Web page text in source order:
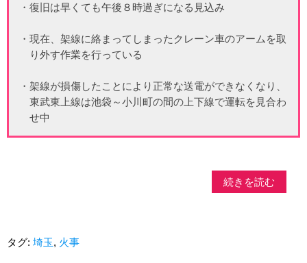
・復旧は早くても午後８時過ぎになる見込み
・現在、架線に絡まってしまったクレーン車のアームを取
り外す作業を行っている
・架線が損傷したことにより正常な送電ができなくなり、
東武東上線は池袋～小川町の間の上下線で運転を見合わ
せ中
続きを読む
タグ: 埼玉, 火事